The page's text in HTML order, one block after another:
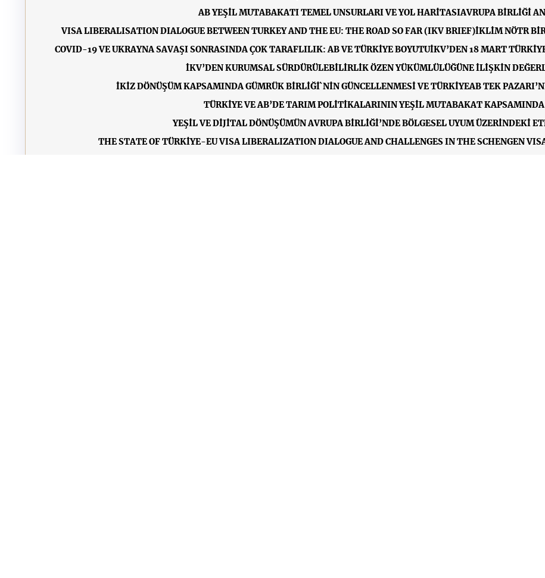
AB YEŞİL MUTABAKATI TEMEL UNSURLARI VE YOL HARİTASIAVRUPA BİRLİĞİ
VISA LIBERALISATION DIALOGUE BETWEEN TURKEY AND THE EU: THE ROAD SO FAR (IKV BRIEF)İKLİM NÖTR
COVID-19 VE UKRAYNA SAVAŞI SONRASINDA ÇOK TARAFLILIK: AB VE TÜRKİYE BOYUTUİKV’DEN 18 MART
İKV’DEN KURUMSAL SÜRDÜRÜLEBİLİRLİK ÖZEN YÜKÜMLÜLÜĞÜNE İLİŞKİN
İKİZ DÖNÜŞÜM KAPSAMINDA GÜMRÜK BİRLİĞİ`NİN GÜNCELLENMESİ VE TÜRKİYEAB TEK
TÜRKİYE VE AB’DE TARIM POLİTİKALARININ YEŞİL MUTABAKAT KAPSAMINDA
YEŞİL VE DİJİTAL DÖNÜŞÜMÜN AVRUPA BİRLİĞİ’NDE BÖLGESEL UYUM ÜZERİNDEKİ
THE STATE OF TÜRKİYE-EU VISA LIBERALIZATION DIALOGUE AND CHALLENGES IN THE SCHENGEN